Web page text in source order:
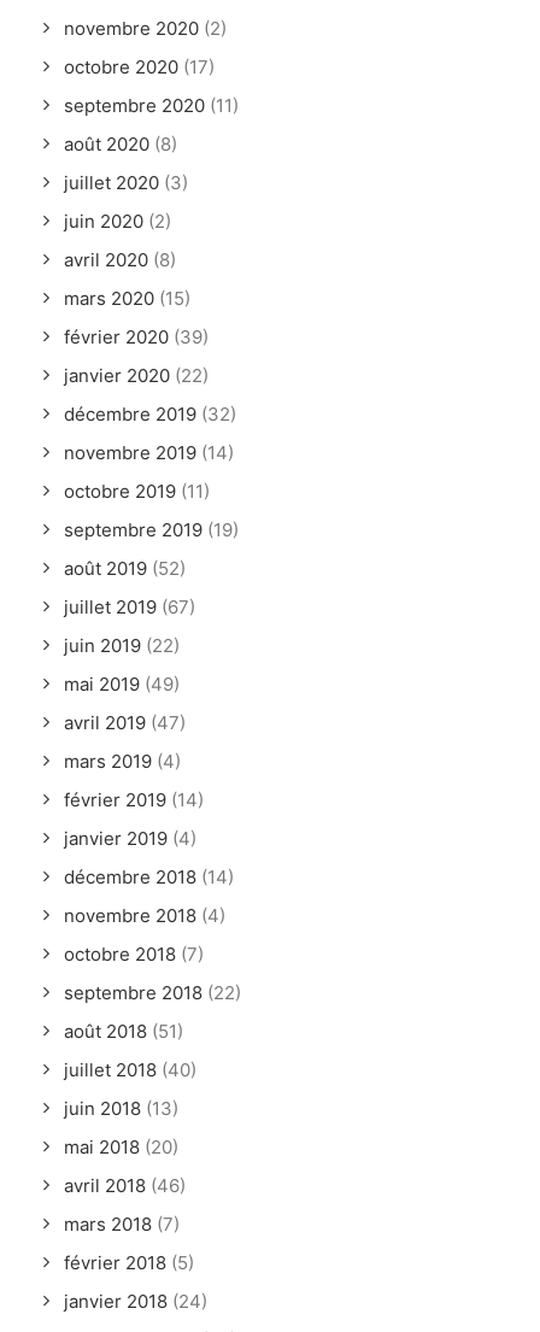
novembre 2020 (2)
octobre 2020 (17)
septembre 2020 (11)
août 2020 (8)
juillet 2020 (3)
juin 2020 (2)
avril 2020 (8)
mars 2020 (15)
février 2020 (39)
janvier 2020 (22)
décembre 2019 (32)
novembre 2019 (14)
octobre 2019 (11)
septembre 2019 (19)
août 2019 (52)
juillet 2019 (67)
juin 2019 (22)
mai 2019 (49)
avril 2019 (47)
mars 2019 (4)
février 2019 (14)
janvier 2019 (4)
décembre 2018 (14)
novembre 2018 (4)
octobre 2018 (7)
septembre 2018 (22)
août 2018 (51)
juillet 2018 (40)
juin 2018 (13)
mai 2018 (20)
avril 2018 (46)
mars 2018 (7)
février 2018 (5)
janvier 2018 (24)